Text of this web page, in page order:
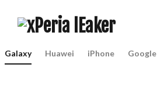
Galaxy Huawei iPhone Google